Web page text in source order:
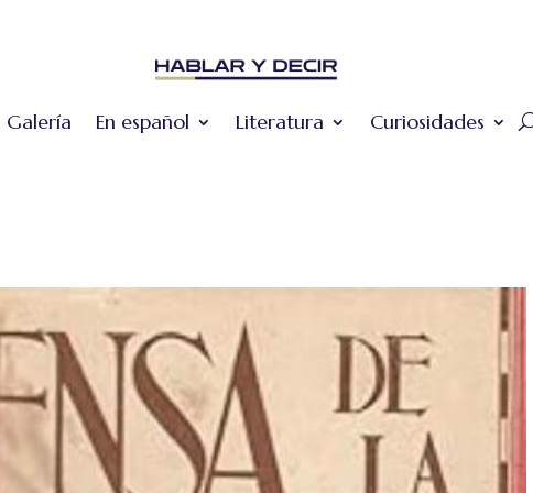
Galería En español Literatura Curiosidades